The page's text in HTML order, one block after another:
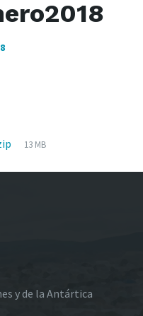
File
13 MB
y de la Antártica